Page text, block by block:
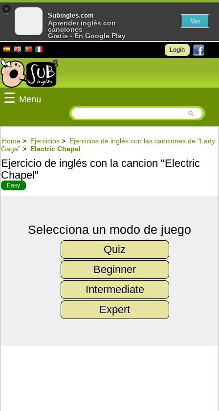
Login
☰ Menu
Home > Ejercicios > Ejercicios de inglés con las canciones de "Lady
Gaga" > Electric Chapel
Ejercicio de inglés con la cancion "Electric
Chapel"
Easy
Selecciona un modo de juego
Quiz
Beginner
Intermediate
Expert
×
Subingles.com
Aprender inglés con
canciones
Gratis - En Google Play
Ver